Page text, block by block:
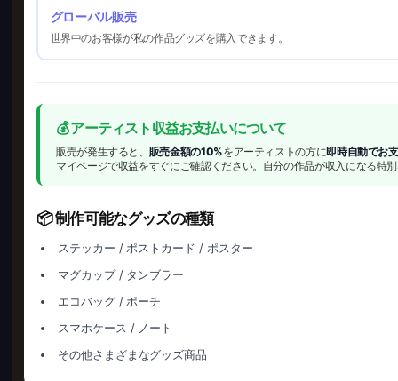
グローバル販売
世界中のお客様が私の作品グッズを購入できます。
💰 アーティスト収益お支払いについて
販売が発生すると、 販売金額の10%をアーティストの方に即時自動でお
マイページで収益をすぐにご確認ください。自分の作品が収入になる特
📦 制作可能なグッズの種類
ステッカー / ポストカード / ポスター
マグカップ / タンブラー
エコバッグ / ポーチ
スマホケース / ノート
その他さまざまなグッズ商品